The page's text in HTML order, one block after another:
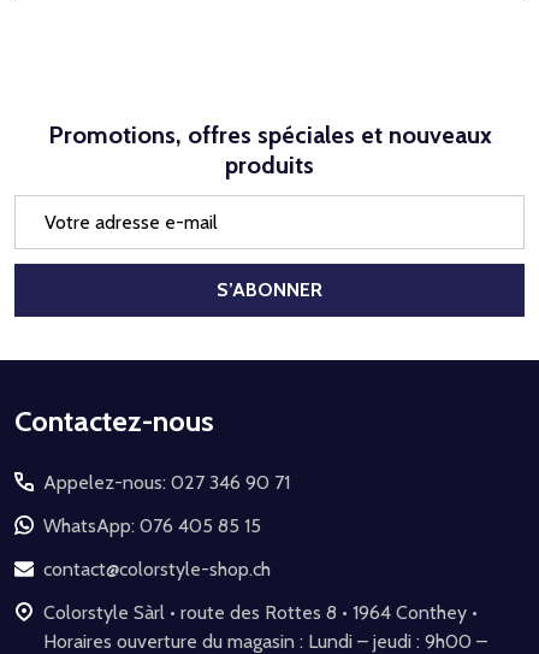
Promotions, offres spéciales et nouveaux
produits
mail
S’ABONNER
Début
pied
de
page
Contactez-nous
Appelez-nous: 027 346 90 71
WhatsApp: 076 405 85 15
contact@colorstyle-shop.ch
Colorstyle Sàrl • route des Rottes 8 • 1964 Conthey •
Horaires ouverture du magasin : Lundi – jeudi : 9h00 –